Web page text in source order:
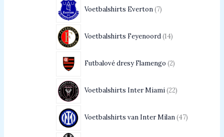
Voetbalshirts Everton 7
Voetbalshirts Feyenoord 14
Futbalové dresy Flamengo 2
Voetbalshirts Inter Miami 22
Voetbalshirts van Inter Milan 47